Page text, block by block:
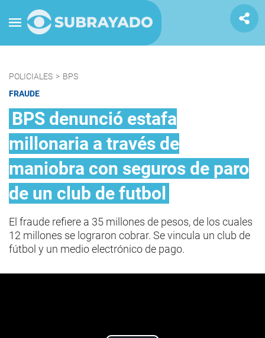
POLICIALES > BPS
FRAUDE
BPS denunció estafa
millonaria a través de
maniobra con seguros de paro
de un club de futbol
El fraude refiere a 35 millones de pesos, de los cuales
12 millones se lograron cobrar. Se vincula un club de
fútbol y un medio electrónico de pago.